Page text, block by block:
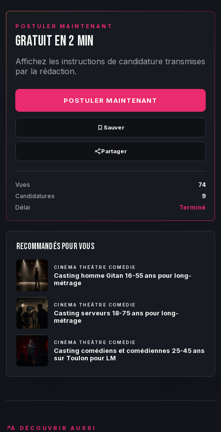
POSTULER MAINTENANT
GRATUIT EN 2 MIN
Affichez les instructions de candidature transmises
par la rédaction.
POSTULER MAINTENANT
Sauver
Partager
Vues
74
Candidatures
9
Délai
Terminé
RECOMMANDÉS POUR VOUS
CINÉMA THÉÂTRE COMÉDIE
Casting homme Gitan 16-55 ans pour long-
métrage
CINÉMA THÉÂTRE COMÉDIE
Casting serveurs 18-75 ans pour long-
métrage
CINÉMA THÉÂTRE COMÉDIE
Casting comédiens et comédiennes 25-45 ans
sur Toulon pour LM
↗À DÉCOUVRIR AUSSI